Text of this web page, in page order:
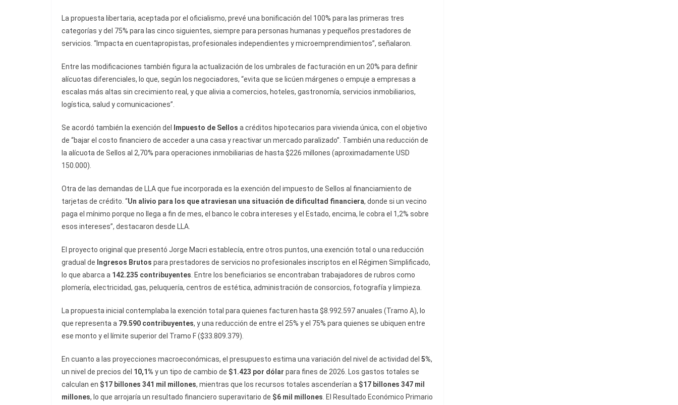
La propuesta libertaria, aceptada por el oficialismo, prevé una bonificación del 100% para las primeras tres
categorías y del 75% para las cinco siguientes, siempre para personas humanas y pequeños prestadores de
servicios. “Impacta en cuentapropistas, profesionales independientes y microemprendimientos”, señalaron.
Entre las modificaciones también figura la actualización de los umbrales de facturación en un 20% para definir
alícuotas diferenciales, lo que, según los negociadores, “evita que se licúen márgenes o empuje a empresas a
escalas más altas sin crecimiento real, y que alivia a comercios, hoteles, gastronomía, servicios inmobiliarios,
logística, salud y comunicaciones”.
Se acordó también la exención del Impuesto de Sellos a créditos hipotecarios para vivienda única, con el objetivo
de “bajar el costo financiero de acceder a una casa y reactivar un mercado paralizado”. También una reducción de
la alícuota de Sellos al 2,70% para operaciones inmobiliarias de hasta $226 millones (aproximadamente USD
150.000).
Otra de las demandas de LLA que fue incorporada es la exención del impuesto de Sellos al financiamiento de
tarjetas de crédito. “Un alivio para los que atraviesan una situación de dificultad financiera, donde si un vecino
paga el mínimo porque no llega a fin de mes, el banco le cobra intereses y el Estado, encima, le cobra el 1,2% sobre
esos intereses”, destacaron desde LLA.
El proyecto original que presentó Jorge Macri establecía, entre otros puntos, una exención total o una reducción
gradual de Ingresos Brutos para prestadores de servicios no profesionales inscriptos en el Régimen Simplificado,
lo que abarca a 142.235 contribuyentes. Entre los beneficiarios se encontraban trabajadores de rubros como
plomería, electricidad, gas, peluquería, centros de estética, administración de consorcios, fotografía y limpieza.
La propuesta inicial contemplaba la exención total para quienes facturen hasta $8.992.597 anuales (Tramo A), lo
que representa a 79.590 contribuyentes, y una reducción de entre el 25% y el 75% para quienes se ubiquen entre
ese monto y el límite superior del Tramo F ($33.809.379).
En cuanto a las proyecciones macroeconómicas, el presupuesto estima una variación del nivel de actividad del 5%,
un nivel de precios del 10,1% y un tipo de cambio de $1.423 por dólar para fines de 2026. Los gastos totales se
calculan en $17 billones 341 mil millones, mientras que los recursos totales ascenderían a $17 billones 347 mil
millones, lo que arrojaría un resultado financiero superavitario de $6 mil millones. El Resultado Económico Primario